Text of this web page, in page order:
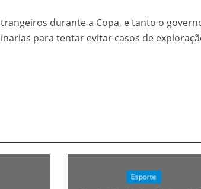
durante a Copa, e tanto o
para tentar evitar casos de
Esporte